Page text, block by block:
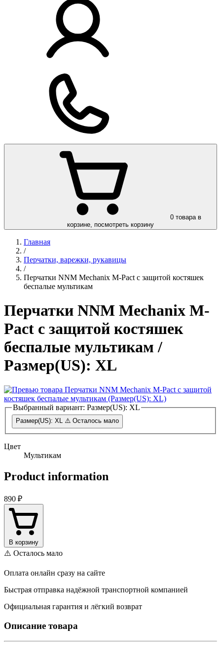
0 товара в
корзине, посмотреть корзину
Главная
/
Перчатки, варежки, рукавицы
/
Перчатки NNM Mechanix M-Pact с защитой костяшек
беспалые мультикам
Перчатки NNM Mechanix M-
Pact с защитой костяшек
беспалые мультикам/
Размер(US): XL
Выбранный вариант: Размер(US): XL
Размер(US): XL ⚠️ Осталось мало
Цвет
Мультикам
Product information
890 ₽
В корзину
⚠️ Осталось мало
Оплата онлайн сразу на сайте
Быстрая отправка надёжной транспортной компанией
Официальная гарантия и лёгкий возврат
Описание товара